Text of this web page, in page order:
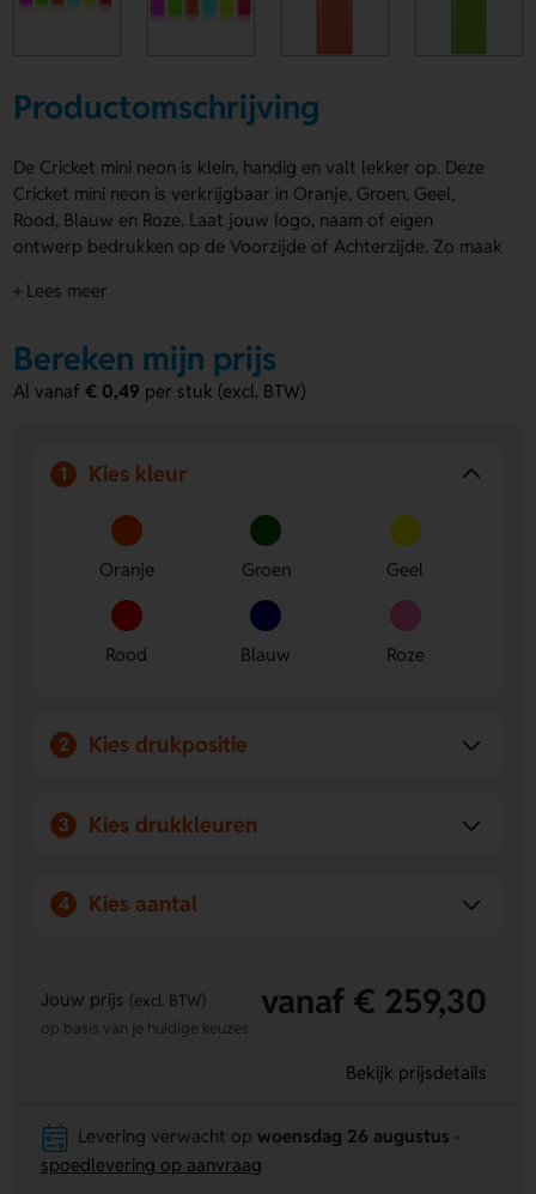
Productomschrijving
De Cricket mini neon is klein, handig en valt lekker op. Deze
Cricket mini neon is verkrijgbaar in Oranje, Groen, Geel,
Rood, Blauw en Roze. Laat jouw logo, naam of eigen
ontwerp bedrukken op de Voorzijde of Achterzijde. Zo maak
Lavista dé specialist in Cricket aanstekers bedrukken met
een prijs op.
Voordelen van de Cricket mini neon
Rood, Blauw en Roze voor een frisse uitstraling.
Bedrukking op twee posities
eigen ontwerp plaatsen op de Voorzijde of Achterzijde.
Klein en praktisch
Handig mee te nemen en ideaal voor
promotie of dagelijks gebruik.
Dankzij onze jarenlange ervaring is Lavista jouw ideale
partner voor het
bedrukken van aanstekers
+ Lees meer
Bereken mijn prijs
Al vanaf€ 0,49 per stuk (excl. BTW)
1 Kies kleur
Oranje Groen Geel
Rood Blauw Roze
2 Kies drukpositie
3 Kies drukkleuren
4 Kies aantal
Jouw prijs (excl. BTW) vanaf € 259,30
op basis van je huidige keuzes
Bekijk prijsdetails
Levering verwacht op woensdag 26 augustus
spoedlevering op aanvraag